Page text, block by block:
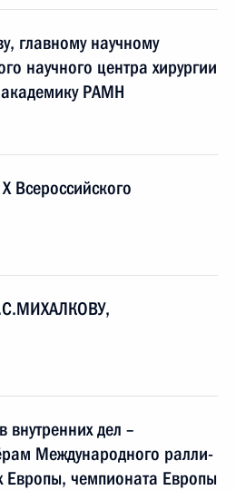
главному научному
научного центра хирургии
РАМН
Всероссийского
внутренних дел –
Международного ралли-
Европы, чемпионата Европы